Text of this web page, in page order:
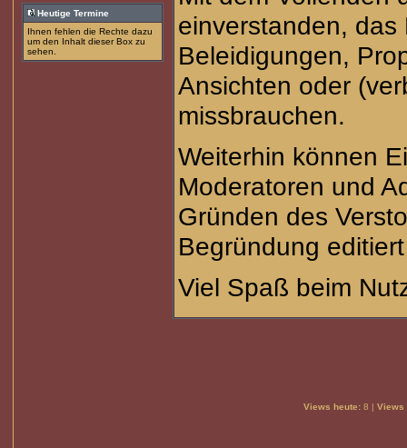
Heutige Termine
Ihnen fehlen die Rechte dazu
um den Inhalt dieser Box zu
sehen.
einverstanden,
Beleidigungen,
Ansichten oder
missbrauchen.
Weiterhin können
Moderatoren und
Gründen des
Begründung
Viel Spaß beim
Views heute: 8 | Views